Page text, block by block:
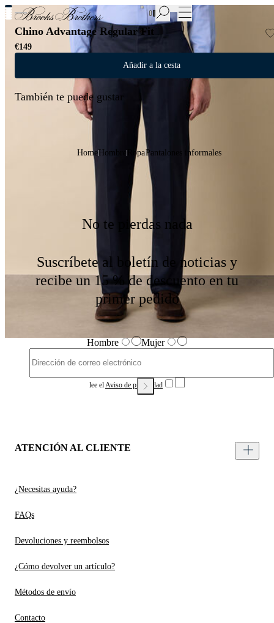
Nuevas incorporaciones a las Rebajas | Hasta 50%
Chino Advantage Regular Fit
€149
Añadir a la cesta
También te puede gustar
Home Hombre RopaPantalones informales
No te pierdas nada
Suscríbete al boletín de noticias y
recibe un 15 % de descuento en tu
primer pedido
Hombre Mujer
lee elAviso de privacidad
ATENCIÓN AL CLIENTE
¿Necesitas ayuda?
FAQs
Devoluciones y reembolsos
¿Cómo devolver un artículo?
Métodos de envío
Contacto